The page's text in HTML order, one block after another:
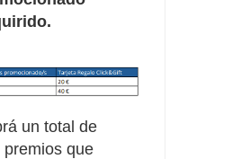
un total de
premios que